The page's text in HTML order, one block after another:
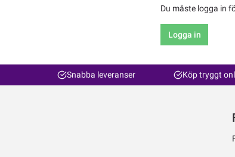
Du måste logga in
Logga in
Snabba leveranser Köp tryggt